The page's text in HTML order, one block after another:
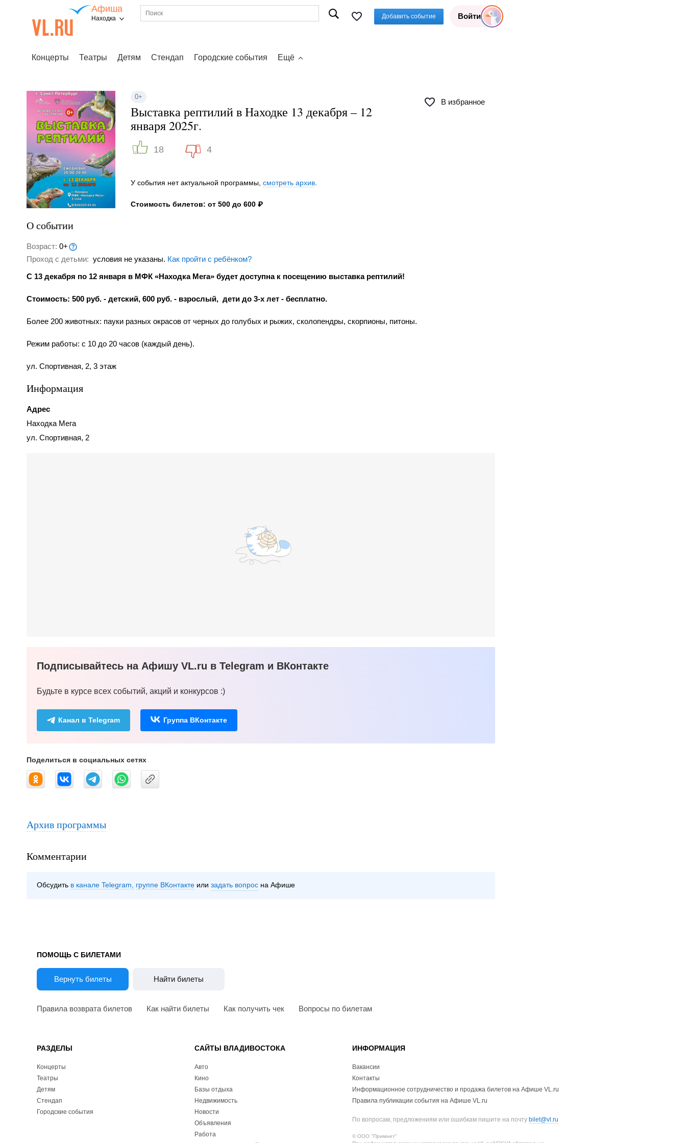
Афиша
Находка Добавить событие Войти
Концерты Театры Детям Стендап Городские события Ещё
0+
В избранное
Выставка рептилий в Находке 13 декабря – 12
января 2025г.
18 4
У события нет актуальной программы, смотреть архив
Стоимость билетов: от 500 до 600 ₽
О событии
Возраст: 0+
Проход с детьми: условия не указаны. Как пройти с ребёнком?
С 13 декабря по 12 января в МФК «Находка Мега» будет доступна к посещению выставка рептилий!
Стоимость: 500 руб. - детский, 600 руб. - взрослый, дети до 3-х лет - бесплатно.
Более 200 животных: пауки разных окрасов от черных до голубых и рыжих, сколопендры, скорпионы, питоны.
Режим работы: с 10 до 20 часов (каждый день).
ул. Спортивная, 2, 3 этаж
Информация
Адрес
Находка Мега
ул. Спортивная, 2
Подписывайтесь на Афишу VL.ru в Telegram и ВКонтакте
Будьте в курсе всех событий, акций и конкурсов :)
Канал в Telegram Группа ВКонтакте
Поделиться в социальных сетях
Архив программы
Комментарии
Обсудить в канале Telegram группе ВКонтакте задать вопрос на Афише
ПОМОЩЬ С БИЛЕТАМИ
Вернуть билеты Найти билеты
Правила возврата билетов Как найти билеты Как получить чек Вопросы по билетам
РАЗДЕЛЫ
Концерты
Театры
Детям
Стендап
Городские события
САЙТЫ ВЛАДИВОСТОКА
Авто
Кино
Базы отдыха
Недвижимость
Новости
Объявления
Работа
ИНФОРМАЦИЯ
Вакансии
Контакты
Информационное сотрудничество и продажа билетов на Афише VL.ru
Правила публикации события на Афише VL.ru
По вопросам, предложениям или ошибкам пишите на почту bilet@vl.ru
© ООО "Примнет"